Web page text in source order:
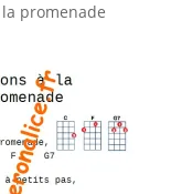
promenade